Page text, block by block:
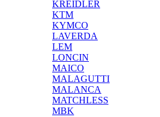
KREIDLER
KTM
KYMCO
LAVERDA
LEM
LONCIN
MAICO
MALAGUTTI
MALANCA
MATCHLESS
MBK